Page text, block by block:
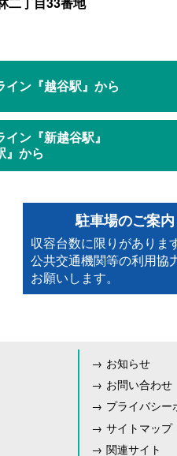
ン『越谷駅』から
ン『新越谷駅』
』から
駐車場のご案内
収容台数に限りがありま
公共交通機関等の利用協
お願いします。
お知らせ
お問い合わせ
プライバシー
サイトマップ
関連サイト